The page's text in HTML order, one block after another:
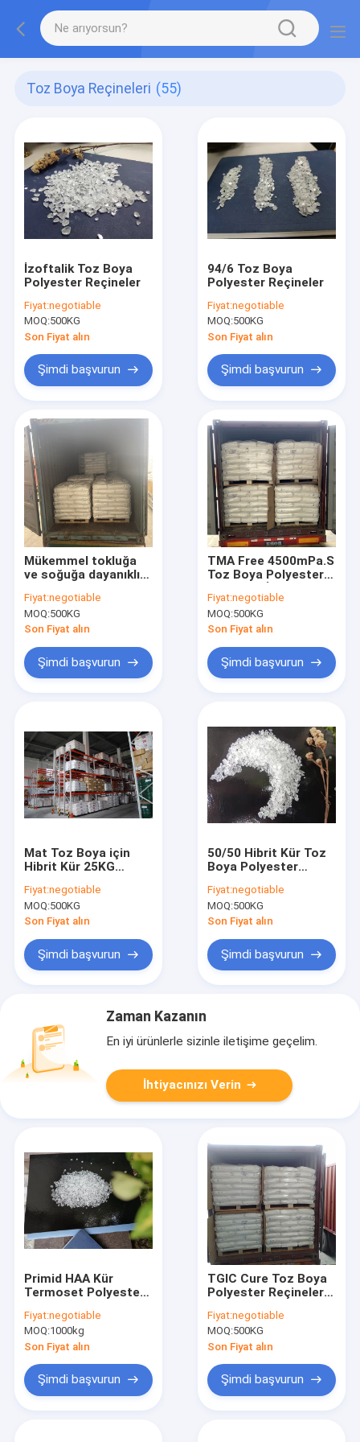
Toz Boya Reçineleri (55)
İzoftalik Toz Boya
Polyester Reçineler
Fiyat:negotiable
MOQ:500KG
Son Fiyat alın
Şimdi başvurun
94/6 Toz Boya
Polyester Reçineler
Fiyat:negotiable
MOQ:500KG
Son Fiyat alın
Şimdi başvurun
Mükemmel tokluğa
ve soğuğa dayanıklı
Polyester Reçine
Fiyat:negotiable
MOQ:500KG
Son Fiyat alın
Şimdi başvurun
TMA Free 4500mPa.S
Toz Boya Polyester
Kürlenme
Fiyat:negotiable
MOQ:500KG
Son Fiyat alın
Şimdi başvurun
Mat Toz Boya için
Hibrit Kür 25KG
Reçine 60/40
Fiyat:negotiable
MOQ:500KG
Son Fiyat alın
Şimdi başvurun
50/50 Hibrit Kür Toz
Boya Polyester
Reçine Isı Direnci
Hızlı Kürlenme
Fiyat:negotiable
MOQ:500KG
Son Fiyat alın
Şimdi başvurun
Zaman Kazanın
En iyi ürünlerle sizinle iletişime geçelim.
İhtiyacınızı Verin
Primid HAA Kür
Termoset Polyester
Qualicoat Sınıfı
Sararma Önleyici
Fiyat:negotiable
MOQ:1000kg
Son Fiyat alın
Şimdi başvurun
TGIC Cure Toz Boya
Polyester Reçineler
Depolama Kararlılığı
Yüksek TG
Fiyat:negotiable
MOQ:500KG
Son Fiyat alın
Şimdi başvurun